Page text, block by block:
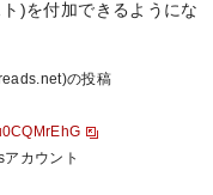
)を付加できるようにな
の投稿
カウント